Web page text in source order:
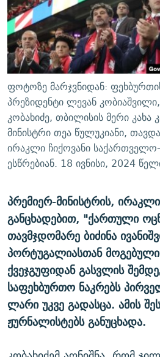
ᲛᲝᲚᲐᲞᲐᲠᲐᲙᲔ ᲢᲔᲥᲡᲢᲔᲑᲘ
ᲨᲘᲜ - ᲣᲪᲮᲝᲔᲗᲨᲘ
ᲚᲘᲢᲔᲠᲐᲢᲣᲠᲣᲚᲘ ᲬᲐᲮᲜᲐᲒᲔᲑᲘ
ᲐᲛᲔᲠᲘᲙᲣᲚᲘ ᲛᲝᲗᲮᲠᲝᲑᲐ
ᲘᲛᲞᲔᲠᲘᲐ ᲓᲐ ᲠᲐᲓᲘᲝ
ᲩᲔᲛᲘ ᲡᲘᲙᲕᲓᲘᲚᲘᲡ ᲛᲘᲖᲔᲖᲘᲐ COVID-
11 ᲬᲔᲚᲘ - 11 ᲐᲛᲑᲐᲕᲘ
ᲡᲐᲞᲐᲠᲚᲐᲛᲔᲜᲢᲝ ᲐᲠᲩᲔᲕᲜᲔᲑᲘᲡ
ᲑᲐᲕᲨᲕᲔᲑᲘ ᲞᲠᲝᲡᲢᲘᲢᲣᲪᲘᲐᲨᲘ -
5 ᲐᲛᲑᲐᲕᲘ - 20 ᲘᲕᲜᲘᲡᲡ
ᲐᲒᲕᲘᲡᲢᲝᲡ ᲝᲛᲘ
ПРИВЕТ ᲙᲣᲚᲢᲣᲠᲐ
ᲒᲐᲛᲝᲘᲬᲔᲠᲔ
რთე/რთ-ის ყველა საიტი
ფოტოზე მარჯვნიდან:
პრეზიდენტი ლევან
კობახიძე, თბილისის მერი
მინისტრი თეა წულუკიანი,
ირაკლი ჩიქოვანი
ესწრებიან. 18 ივნისი, 2024
პრემიერ-მინისტრის,
განცხადებით, "ქართული
თავმჯდომარე ბიძინა
პორტუგალიასთან
ქვეჯგუფიდან გასვლის
საფეხბურთო ნაკრებს
ლარი უკვე გადასცა. ამის
ჟურნალისტებს განუცხადა.